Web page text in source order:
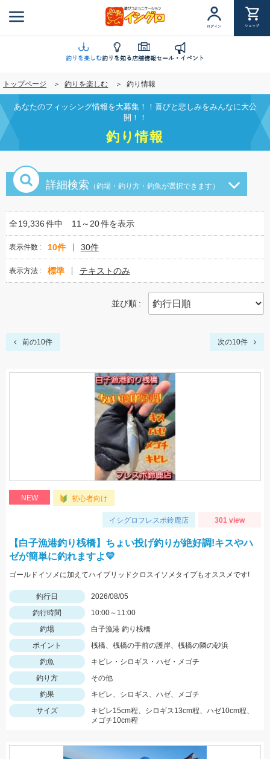
ン
に
移
動
ログイン ショップ
釣りを楽しむ釣りを知る店舗情報セール・イベント
トップページ 釣りを楽しむ 釣り情報
あなたのフィッシング情報を大募集！！喜びと悲しみをみんなに大公
開！！
釣り情報
詳細検索 （釣場・釣り方・釣魚が選択できます）
全19,336件中 11～20件を表示
表示件数 10件 30件
表示方法 標準 テキストのみ
並び順
前の10件 次の10件
NEW 初心者向け
イシグロフレスポ鈴鹿店 301 view
【白子漁港釣り桟橋】ちょい投げ釣りが絶好調!キスやハ
ゼが簡単に釣れますよ💛
ゴールドイソメに加えてハイブリッドクロスイソメタイプもオススメです!
釣行日
2026/08/05
釣行時間
10:00～11:00
釣場
白子漁港 釣り桟橋
ポイント
桟橋、桟橋の手前の護岸、桟橋の隣の砂浜
釣魚
キビレ・シロギス・ハゼ・メゴチ
釣り方
その他
釣果
キビレ、シロギス、ハゼ、メゴチ
サイズ
キビレ15cm程、シロギス13cm程、ハゼ10cm程、
メゴチ10cm程